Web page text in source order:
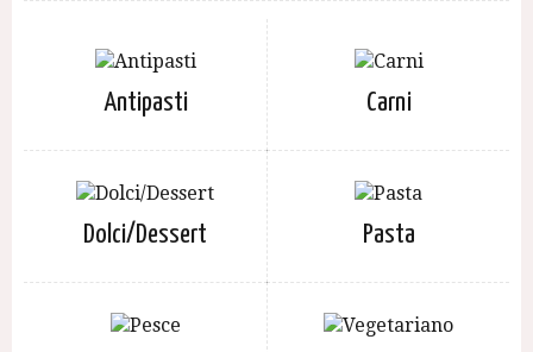
Antipasti Carni
Dolci/Dessert Pasta